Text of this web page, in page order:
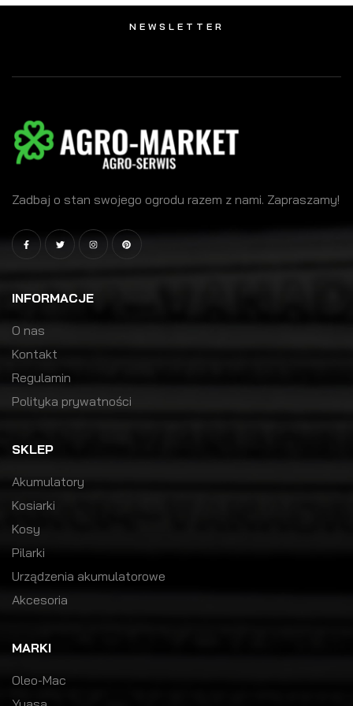
NEWSLETTER
Zadbaj o stan swojego ogrodu razem z nami. Zapraszamy!
INFORMACJE
O nas
Kontakt
Regulamin
Polityka prywatności
SKLEP
Akumulatory
Kosiarki
Kosy
Pilarki
Urządzenia akumulatorowe
Akcesoria
MARKI
Oleo-Mac